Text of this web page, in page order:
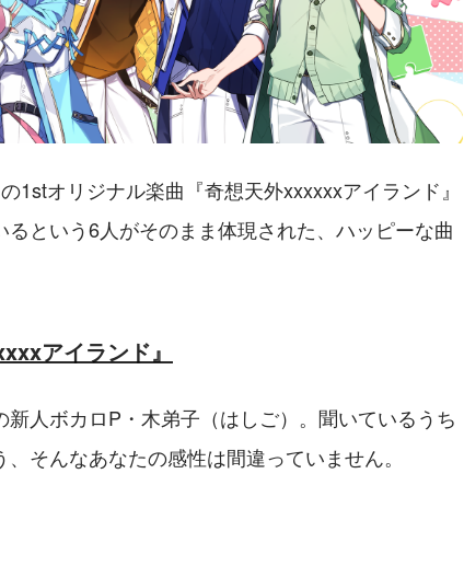
1stオリジナル楽曲『奇想天外xxxxxxアイランド』
という6人がそのまま体現された、ハッピーな曲
アイランド』
人ボカロP・木弟子（はしご）。聞いているうち
そんなあなたの感性は間違っていません。